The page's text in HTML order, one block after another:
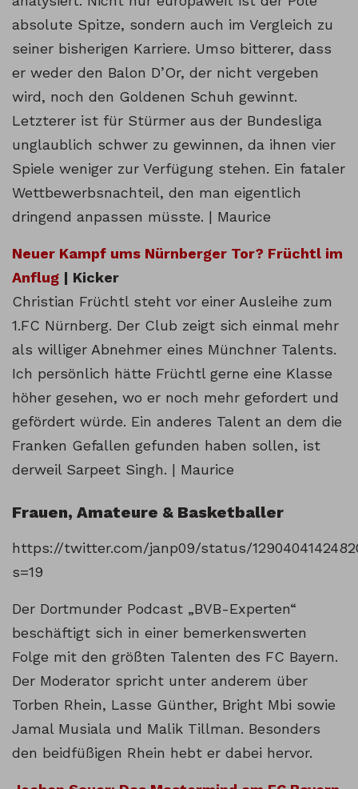
absolute Spitze, sondern auch im Vergleich zu
seiner bisherigen Karriere. Umso bitterer, dass
er weder den Balon D’Or, der nicht vergeben
wird, noch den Goldenen Schuh gewinnt.
Letzterer ist für Stürmer aus der Bundesliga
unglaublich schwer zu gewinnen, da ihnen vier
Spiele weniger zur Verfügung stehen. Ein fataler
Wettbewerbsnachteil, den man eigentlich
dringend anpassen müsste. | Maurice
Neuer Kampf ums Nürnberger Tor? Früchtl im
Anflug | Kicker
Christian Früchtl steht vor einer Ausleihe zum
1.FC Nürnberg. Der Club zeigt sich einmal mehr
als williger Abnehmer eines Münchner Talents.
Ich persönlich hätte Früchtl gerne eine Klasse
höher gesehen, wo er noch mehr gefordert und
gefördert würde. Ein anderes Talent an dem die
Franken Gefallen gefunden haben sollen, ist
derweil Sarpeet Singh. | Maurice
Frauen, Amateure & Basketballer
https://twitter.com/janp09/status/
s=19
Der Dortmunder Podcast „BVB-Experten“
beschäftigt sich in einer bemerkenswerten
Folge mit den größten Talenten des FC Bayern.
Der Moderator spricht unter anderem über
Torben Rhein, Lasse Günther, Bright Mbi sowie
Jamal Musiala und Malik Tillman. Besonders
den beidfüßigen Rhein hebt er dabei hervor.